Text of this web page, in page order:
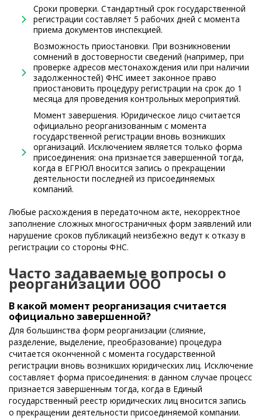
Сроки проверки. Стандартный срок государственной
регистрации составляет 5 рабочих дней с момента
приема документов инспекцией.
Возможность приостановки. При возникновении
сомнений в достоверности сведений (например, при
проверке адресов местонахождения или при наличии
задолженностей) ФНС имеет законное право
приостановить процедуру регистрации на срок до 1
месяца для проведения контрольных мероприятий.
Момент завершения. Юридическое лицо считается
официально реорганизованным с момента
государственной регистрации вновь возникших
организаций. Исключением является только форма
присоединения: она признается завершенной тогда,
когда в ЕГРЮЛ вносится запись о прекращении
деятельности последней из присоединяемых
компаний.
Любые расхождения в передаточном акте, некорректное
заполнение сложных многостраничных форм заявлений или
нарушение сроков публикаций неизбежно ведут к отказу в
регистрации со стороны ФНС.
Часто задаваемые вопросы о
реорганизации ООО
В какой момент реорганизация считается
официально завершенной?
Для большинства форм реорганизации (слияние,
разделение, выделение, преобразование) процедура
считается оконченной с момента государственной
регистрации вновь возникших юридических лиц. Исключение
составляет форма присоединения: в данном случае процесс
признается завершенным тогда, когда в Единый
государственный реестр юридических лиц вносится запись
о прекращении деятельности присоединяемой компании.